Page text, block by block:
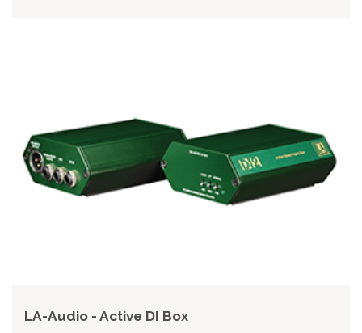
LA-Audio - Active DI Box